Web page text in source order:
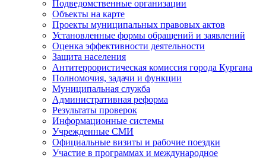
Подведомственные организации
Объекты на карте
Проекты муниципальных правовых актов
Установленные формы обращений и заявлений
Оценка эффективности деятельности
Защита населения
Антитеррористическая комиссия города Кургана
Полномочия, задачи и функции
Муниципальная служба
Административная реформа
Результаты проверок
Информационные системы
Учрежденные СМИ
Официальные визиты и рабочие поездки
Участие в программах и международное